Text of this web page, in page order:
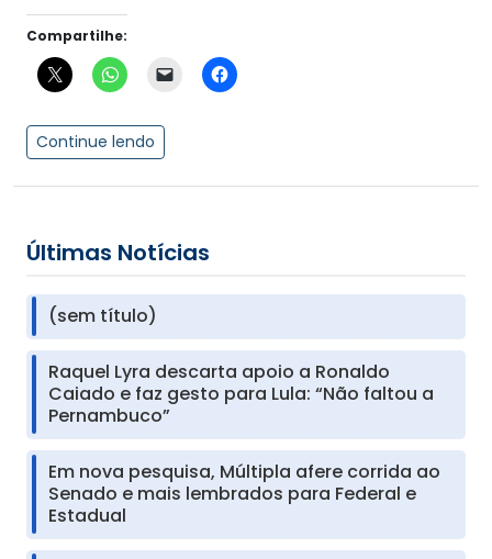
Compartilhe:
Continue lendo
Últimas Notícias
(sem título)
Raquel Lyra descarta apoio a Ronaldo
Caiado e faz gesto para Lula: “Não faltou a
Pernambuco”
Em nova pesquisa, Múltipla afere corrida ao
Senado e mais lembrados para Federal e
Estadual